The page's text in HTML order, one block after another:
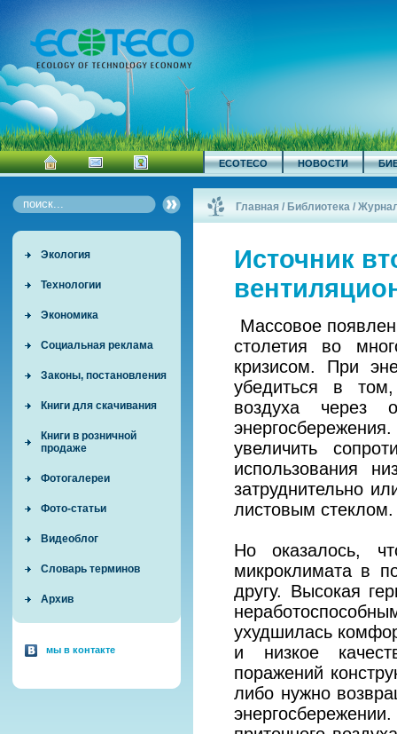
ECOTECO НОВОСТИ
Экология
Технологии
Экономика
Социальная реклама
Законы, постановления
Книги для скачивания
Книги в розничной
продаже
Фотогалереи
Фото-статьи
Видеоблог
Словарь терминов
Архив
мы в контакте
Главная / Библиотека /
Источник
Массовое
столетия во
кризисом. При
убедиться в том,
воздуха
увеличить
использования
затруднительно
листовым стеклом.
Но оказалось,
микроклимата в
другу. Высокая
ухудшилась
и низкое
поражений
либо нужно